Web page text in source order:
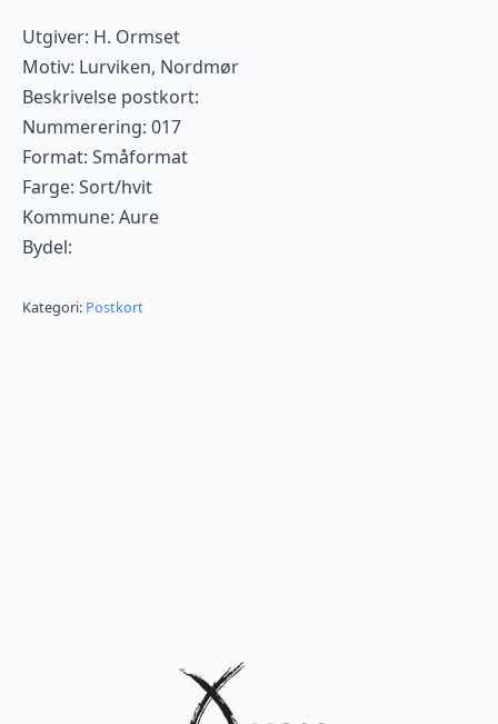
Utgiver: H. Ormset
Motiv: Lurviken, Nordmør
Beskrivelse postkort:
Nummerering: 017
Format: Småformat
Farge: Sort/hvit
Kommune: Aure
Bydel:
Kategori: Postkort